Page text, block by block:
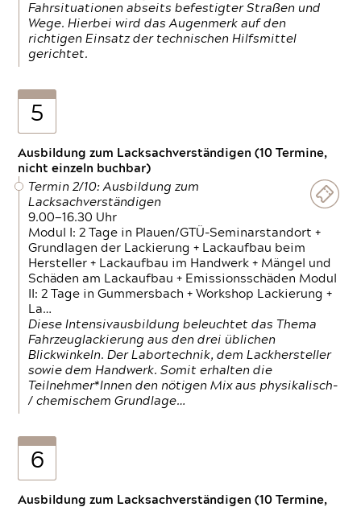
Fahrsituationen abseits befestigter Straßen und
Wege. Hierbei wird das Augenmerk auf den
richtigen Einsatz der technischen Hilfsmittel
gerichtet.
5
Ausbildung zum Lacksachverständigen (10 Termine,
nicht einzeln buchbar)
Termin 2/10: Ausbildung zum
Lacksachverständigen
9.00—16.30 Uhr
Modul I: 2 Tage in Plauen/GTÜ-Seminarstandort +
Grundlagen der Lackierung + Lackaufbau beim
Hersteller + Lackaufbau im Handwerk + Mängel und
Schäden am Lackaufbau + Emissionsschäden Modul
II: 2 Tage in Gummersbach + Workshop Lackierung +
La…
Diese Intensivausbildung beleuchtet das Thema
Fahrzeuglackierung aus den drei üblichen
Blickwinkeln. Der Labortechnik, dem Lackhersteller
sowie dem Handwerk. Somit erhalten die
Teilnehmer*Innen den nötigen Mix aus physikalisch-
/ chemischem Grundlage…
6
Ausbildung zum Lacksachverständigen (10 Termine,